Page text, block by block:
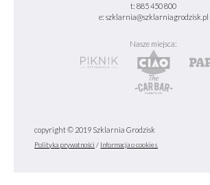
t: 885 450 800
e: szklarnia@szklarniagrodzisk.pl
Nasze miejsca:
copyright © 2019 Szklarnia Grodzisk
Polityka prywatności / Informacja o cookies